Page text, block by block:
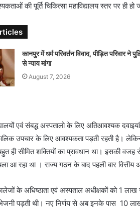
की पूर्ति चिकित्सा महाविद्यालय स्तर पर ही हो
कानपुर में धर्म परिवर्तन विवाद, पीड़ित परिवार ने
से न्याय मांगा
August 7, 2026
एवं संबद्ध अस्पतालो के लिए अतिआवश्यक
उपचार के लिए आवश्यकता पड़ती रहती है।
ही सीमित शक्तियों का प्रावधान था। इसकी वजह
आ रहा था । राज्य गठन के बाद पहली बार वित्तीय
के अधिष्ठाता एवं अस्पताल अधीक्षकों को 1 लाख
पड़ती थी। नए निर्णय से अब इनके पास 10